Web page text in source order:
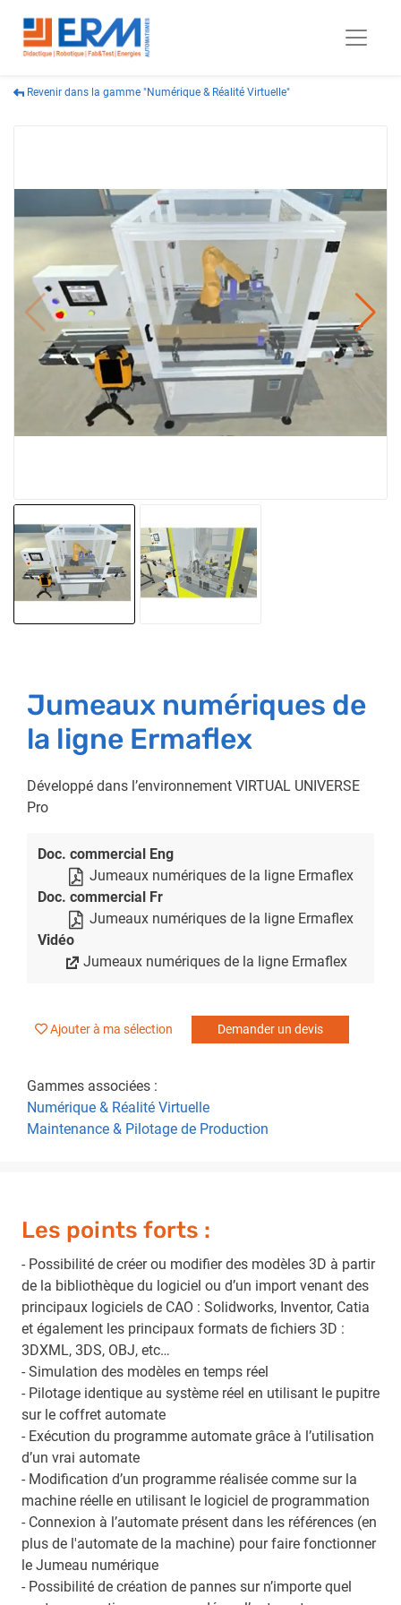
Revenir dans la gamme "Numérique & Réalité Virtuelle"
Jumeaux numériques de
la ligne Ermaflex
Développé dans l’environnement VIRTUAL UNIVERSE
Pro
Doc. commercial Eng
Jumeaux numériques de la ligne Ermaflex
Doc. commercial Fr
Jumeaux numériques de la ligne Ermaflex
Vidéo
Jumeaux numériques de la ligne Ermaflex
Ajouter à ma sélection Demander un devis
Gammes associées :
Numérique & Réalité Virtuelle
Maintenance & Pilotage de Production
Les points forts :
- Possibilité de créer ou modifier des modèles 3D à partir
de la bibliothèque du logiciel ou d’un import venant des
principaux logiciels de CAO : Solidworks, Inventor, Catia
et également les principaux formats de fichiers 3D :
3DXML, 3DS, OBJ, etc…
- Simulation des modèles en temps réel
- Pilotage identique au système réel en utilisant le pupitre
sur le coffret automate
- Exécution du programme automate grâce à l’utilisation
d’un vrai automate
- Modification d’un programme réalisée comme sur la
machine réelle en utilisant le logiciel de programmation
- Connexion à l’automate présent dans les références (en
plus de l'automate de la machine) pour faire fonctionner
le Jumeau numérique
- Possibilité de création de pannes sur n’importe quel